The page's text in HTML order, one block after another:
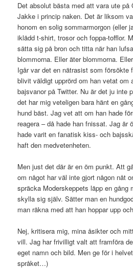
Det absolut bästa med att vara ute på
Jakke i princip naken. Det är liksom
honom en solig sommarmorgon (eller
iklädd t-shirt, trosor och foppa-tofflor.
sätta sig på bron och titta när han
blommorna. Eller äter blommorna.
Igår var det en nätrasist som försökte
blivit väldigt upprörd om han vetat om
bajsvanor på Twitter. Nu är det ju inte
det har mig veteligen bara hänt en
hund bäst. Jag vet att om han hade
reagera – då hade han fnissat. Jag är
hade varit en fanatisk kiss- och
haft den medvetenheten.
Men just det där är en öm punkt. Att
om något har väl inte gjort någon nåt
spräcka Moderskeppets läpp en gång
skylla sig själv. Sätter man en
man räkna med att han hoppar upp
Nej, kritisera mig, mina åsikter och
vill. Jag har frivilligt valt att framföra
eget namn och bild. Men ge för i
språket…)